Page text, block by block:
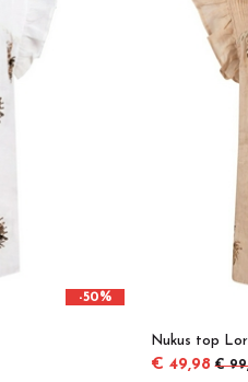
-50%
Nukus top
€ 49,98 €